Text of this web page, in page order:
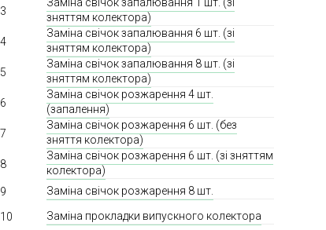
3
зняттям колектора)
4
Заміна свічок запалювання 6 шт. (зі
зняттям колектора)
5
Заміна свічок запалювання 8 шт. (зі
зняттям колектора)
6
Заміна свічок розжарення 4 шт.
(запалення)
7
Заміна свічок розжарення 6 шт. (без
зняття колектора)
8
Заміна свічок розжарення 6 шт. (зі зняттям
колектора)
9 Заміна свічок розжарення 8 шт.
10
Заміна прокладки випускного колектора